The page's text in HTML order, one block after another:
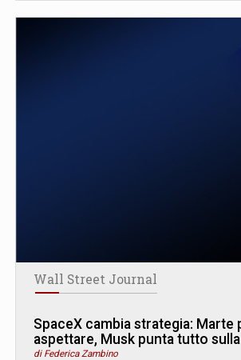
Wall Street Journal
SpaceX cambia strategia: Marte
aspettare, Musk punta tutto
di Federica Zambino